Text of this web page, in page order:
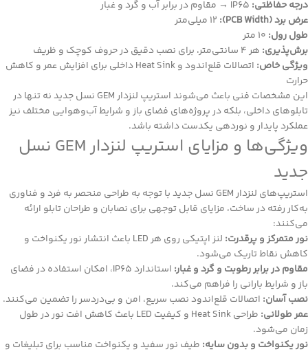
درجه حفاظتی:
عرض برد (PCB Width):
طول رول:
برش‌پذیری: هر 4 سانتی‌متر، برای نصب دقیق در حروف کوچک و ظریف
ویژگی خاص:
اتصالات قلع‌اندود و Heat Sink داخلی برای افزایش عمر و کاهش
حرارت
این مشخصات فنی باعث می‌شوند استریپ لنزدار GEM نسل جدید نه تنها در
تابلوهای داخلی، بلکه در پروژه‌های فضای باز و شرایط آب‌وهوایی مختلف نیز
عملکرد پایدار و نوردهی یکدست داشته باشد.
ویژگی‌ها و مزایای استریپ لنزدار GEM نسل
جدید
استریپ‌های لنزدار GEM نسل جدید با توجه به طراحی منحصر به فرد و فناوری
به‌کار رفته در ساخت، مزایای قابل توجهی برای نصابان و طراحان تابلو ارائه
می‌کنند:
نور متمرکز و پرقدرت:
لنز اپتیکی روی هر LED باعث انتشار نور یکنواخت و
کاهش نقاط تاریک می‌شود.
مقاوم در برابر رطوبت و گرد و غبار:
استاندارد IP65، امکان استفاده در فضای
باز و شرایط بارانی را فراهم می‌کند.
نصب آسان: اتصالات قلع‌اندود نصب سریع، امن و بی‌دردسر را تضمین می‌کنند.
عمر طولانی:
طراحی Heat Sink و کیفیت LED باعث کاهش افت نور در طول
زمان می‌شود.
نور یکنواخت و بدون سایه: طیف نور سفید و یکنواخت مناسب برای تبلیغات و